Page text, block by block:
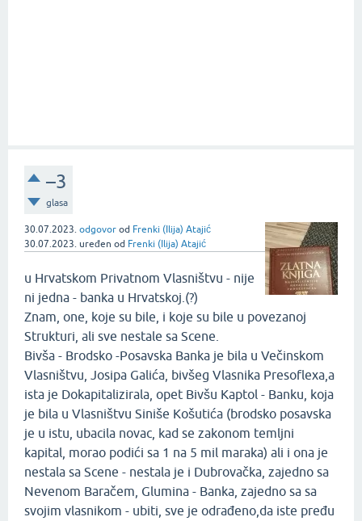
–3
glasa
30.07.2023. odgovor od Frenki (Ilija) Atajić
30.07.2023. uređen od Frenki (Ilija) Atajić
u Hrvatskom Privatnom Vlasništvu - nije
ni jedna - banka u Hrvatskoj.(?)
Znam, one, koje su bile, i koje su bile u povezanoj
Strukturi, ali sve nestale sa Scene.
Bivša - Brodsko -Posavska Banka je bila u Večinskom
Vlasništvu, Josipa Galića, bivšeg Vlasnika Presoflexa,a
ista je Dokapitalizirala, opet Bivšu Kaptol - Banku, koja
je bila u Vlasništvu Siniše Košutića (brodsko posavska
je u istu, ubacila novac, kad se zakonom temljni
kapital, morao podići sa 1 na 5 mil maraka) ali i ona je
nestala sa Scene - nestala je i Dubrovačka, zajedno sa
Nevenom Baračem, Glumina - Banka, zajedno sa sa
svojim vlasnikom - ubiti, sve je odrađeno,da iste pređu